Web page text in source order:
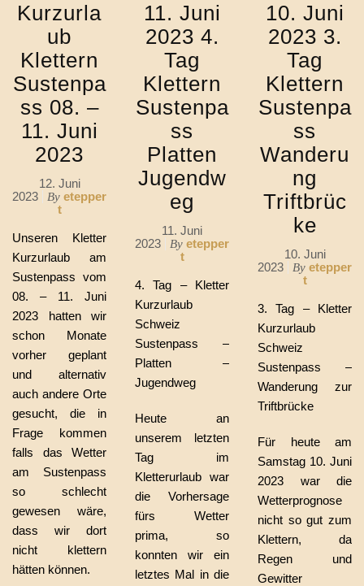
Kurzurla
ub
Klettern
Sustenpa
ss 08. –
11. Juni
2023
12. Juni
2023
By etepper
t
Unseren Kletter
Kurzurlaub am
Sustenpass vom
08. – 11. Juni
2023 hatten wir
schon Monate
vorher geplant
und alternativ
auch andere Orte
gesucht, die in
Frage kommen
falls das Wetter
am Sustenpass
so schlecht
gewesen wäre,
dass wir dort
nicht klettern
hätten können.
11. Juni
2023 4.
Tag
Klettern
Sustenpa
ss
Platten
Jugendw
eg
11. Juni
2023
By etepper
t
4. Tag – Kletter
Kurzurlaub
Schweiz
Sustenpass –
Platten –
Jugendweg
Heute an
unserem letzten
Tag im
Kletterurlaub war
die Vorhersage
fürs Wetter
prima, so
konnten wir ein
letztes Mal in die
10. Juni
2023 3.
Tag
Klettern
Sustenpa
ss
Wanderu
ng
Triftbrüc
ke
10. Juni
2023
By etepper
t
3. Tag – Kletter
Kurzurlaub
Schweiz
Sustenpass –
Wanderung zur
Triftbrücke
Für heute am
Samstag 10. Juni
2023 war die
Wetterprognose
nicht so gut zum
Klettern, da
Regen und
Gewitter